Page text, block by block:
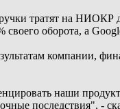
тратят на
оборота, а
компании,
наши
последствия", -